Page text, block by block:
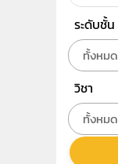
ระดับชั้น
ทั้งหมด
วิชา
ทั้งหมด